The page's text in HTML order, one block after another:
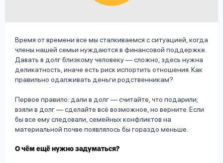
Время от времени все мы сталкиваемся с ситуацией, когда
члены нашей семьи нуждаются в финансовой поддержке.
Давать в долг близкому человеку — сложно, здесь нужна
деликатность, иначе есть риск испортить отношения. Как
правильно одалживать деньги родственникам?
Первое правило: дали в долг — считайте, что подарили;
взяли в долг — сделайте всё возможное, но верните. Если
бы все ему следовали, семейных конфликтов на
материальной почве появлялось бы гораздо меньше.
О чём ещё нужно задуматься?
Войти под другим номером
на
вопросы